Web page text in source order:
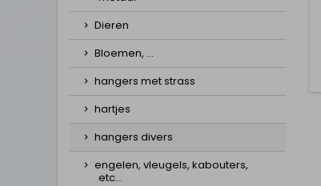
Dieren
Bloemen, ...
hangers met strass
hartjes
hangers divers
engelen, vleugels, kabouters,
etc...